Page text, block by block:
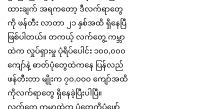
ထားချက် အရကတော့ ဒီလက်ရာတွေ
ကို ဖန်တီး လာတာ ၂၁ နှစ်အထိ ရှိနေပြီ
ဖြစ်ပါတယ်။ တကယ့် လက်တွေ့ ကမ္ဘာ
ထဲက လှုပ်ရှားမှု ပုံရိပ်ပေါင်း ၁၀၀,၀၀၀
ကျော်နဲ့ ဓာတ်ပုံတွေထဲကနေ ပြန်လည်
ဖန်တီးတာ မျိုးက ၇၀,၀၀၀ ကျော်အထိ
ကိုလက်ရာတွေ ရှိနေခဲ့ပြီးပါပြီ။
လက်တွေ့ ကမ္ဘာထဲက ပုံတွေကိုပုံဖော်